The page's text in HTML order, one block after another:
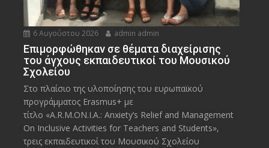
6 Αυγούστου 2026 admin admin
Eπιμορφώθηκαν σε θέματα διαχείρισης
του άγχους εκπαιδευτικοί του Μουσικού
Σχολείου
Στο πλαίσιο της υλοποίησης του ευρωπαϊκού
προγράμματος Erasmus+ με
τίτλο «A.R.M.ON.I.A.: Anxiety’s Relief and Management
On Inclusive Activities for Teachers and Students»,
τρεις εκπαιδευτικοί του Μουσικού Σχολείου